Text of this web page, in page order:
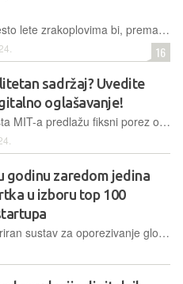
Osobe koje često lete zrakoplovima bi, prema ovom prijedlogu, plaćale dodatne poreze. Time bi ih se demotiviralo u tom načinu transporta, a novac bi se preusmjerio u ekološke inicijative
16
sadržaj? Uvedite
oglašavanje!
Dva ekonomista MIT-a predlažu fiksni porez od 50% za tvrtke kojima godišnji prihod od digitalnih oglasa prelazi 500 milijuna dolara
godinu zaredom jedina
u izboru top 100
Potpuno integriran sustav za oporezivanje globalnih transakcija prepoznat je kao jedan od najperspektivnijih startupa od strane portala Sifted